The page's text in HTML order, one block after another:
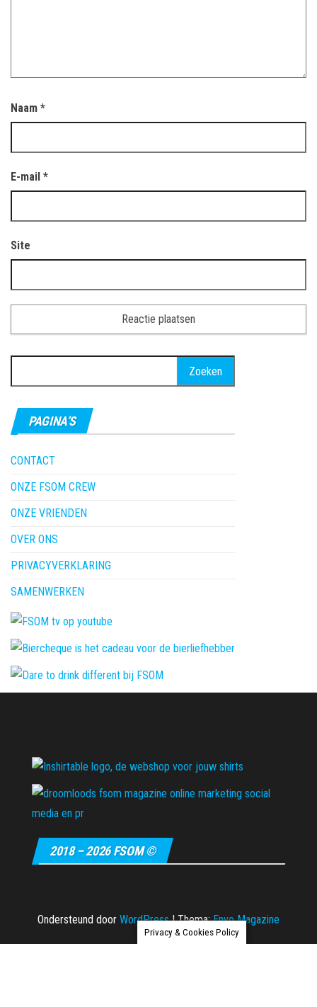
Naam *
E-mail *
Site
naar:
PAGINA’S
CONTACT
ONZE FSOM CREW
ONZE VRIENDEN
OVER ONS
PRIVACYVERKLARING
SAMENWERKEN
2018 – 2026 FSOM ©
Ondersteund door WordPress |Thema:Envo Magazine
Privacy & Cookies Policy